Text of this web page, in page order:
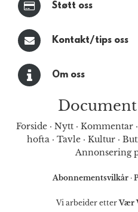
Støtt oss
Kontakt/tips oss
Om oss
Forside · Nytt · Kommentar ·
hofta· Tavle· Kultur·
Annonsering
Abonnementsvilkår ·
Vi arbeider etterVær